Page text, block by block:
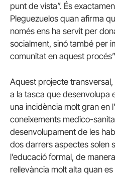
punt de vista”. És
Pleguezuelos quan afirma
només ens ha servit per
socialment, sinó també per
comunitat en aquest
Aquest projecte
a la tasca que desenvolupa
una incidència molt gran en
coneixements medico-
desenvolupament de les
dos darrers aspectes solen
l’educació formal, de
rellevància molt alta quan